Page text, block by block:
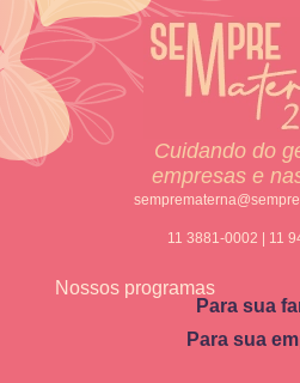
Cuidando do
empresas e
11 3881-0002 | 11
Nossos programas
Para sua
Para sua